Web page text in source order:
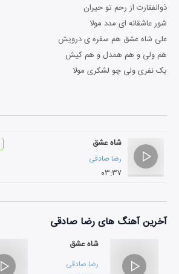
ذوالفقارت از رحم تو حیران
شور عاشقانه ای مدد مولا
علی شاه عشق هم سفره ی درویش
هم ولی و هم همدل و هم کیش
یک نفری ولی چو لشکری مولا
شاه عشق
رضا صادقی
۰۳:۳۷
آخرین آهنگ های رضا صادقی
شاه عشق
رضا صادقی